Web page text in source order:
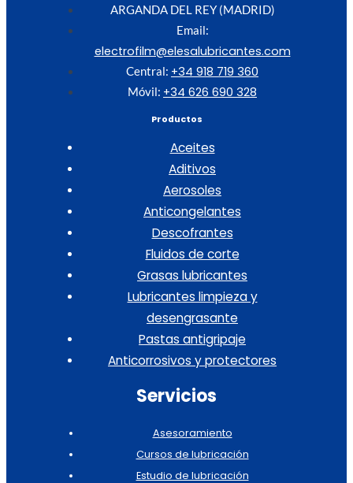
ARGANDA DEL REY (MADRID)
Email:
electrofilm@elesalubricantes.com
Central: +34 918 719 360
Móvil: +34 626 690 328
Productos
Aceites
Aditivos
Aerosoles
Anticongelantes
Descofrantes
Fluidos de corte
Grasas lubricantes
Lubricantes limpieza y
desengrasante
Pastas antigripaje
Anticorrosivos y protectores
Servicios
Asesoramiento
Cursos de lubricación
Estudio de lubricación